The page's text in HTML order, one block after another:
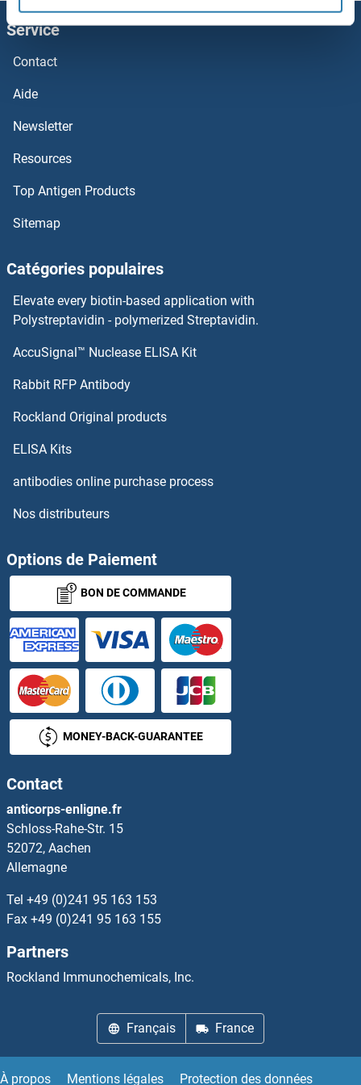
PCDH15 Kits ELISA
PCBP1 Kits ELISA
PC Kits ELISA
PBX1 Kits ELISA
PBK Kits ELISA
Paxillin Kits ELISA
PAX9 Kits ELISA
PCMT1 Kits ELISA
PCNP Kits ELISA
PCNT Kits ELISA
PCOLCE Kits ELISA
PCOLCE2 Kits ELISA
PCSK1 Kits ELISA
PCSK1N Kits ELISA
PCSK2 Kits ELISA
PCSK4 Kits ELISA
PCSK5 Kits ELISA
PCTP Kits ELISA
PCYOX1 Kits ELISA
PD-L1 Kits ELISA
PDCD5 Kits ELISA
Service
Contact
Aide
Newsletter
Resources
Top Antigen Products
Sitemap
Catégories populaires
Elevate every biotin-based application with
Polystreptavidin - polymerized Streptavidin.
AccuSignal™ Nuclease ELISA Kit
Rabbit RFP Antibody
Rockland Original products
ELISA Kits
antibodies online purchase process
Nos distributeurs
Options de Paiement
BON DE COMMANDE
MONEY-BACK-GUARANTEE
Contact
anticorps-enligne.fr
Schloss-Rahe-Str. 15
52072, Aachen
Allemagne
Tel +49 (0)241 95 163 153
Fax +49 (0)241 95 163 155
Partners
Rockland Immunochemicals, Inc.
Français France
À propos Mentions légales Protection des données